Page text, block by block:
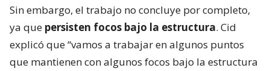
Sin embargo, el trabajo no concluye por completo,
ya que persisten focos bajo la estructura. Cid
explicó que “vamos a trabajar en algunos puntos
que mantienen con algunos focos bajo la estructura